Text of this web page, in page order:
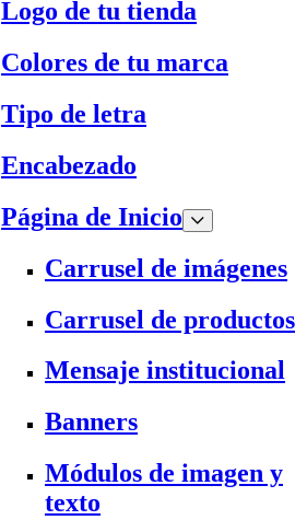
Logo de tu tienda
Colores de tu marca
Tipo de letra
Encabezado
Página de Inicio
Carrusel de imágenes
Carrusel de productos
Mensaje institucional
Banners
Módulos de imagen y
texto